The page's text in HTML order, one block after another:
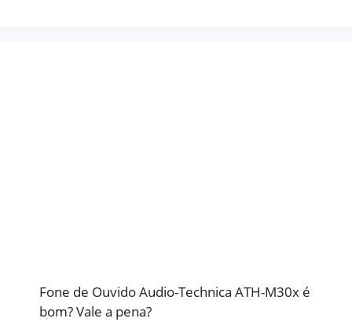
Fone de Ouvido Audio-Technica ATH-M30x é
bom? Vale a pena?